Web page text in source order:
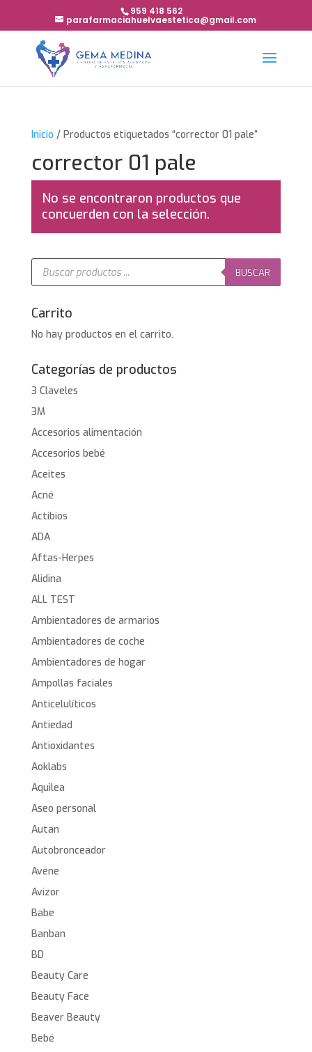
959 418 562
parafarmaciahuelvaestetica@gmail.com
Inicio / Productos etiquetados “corrector 01 pale”
corrector 01 pale
No se encontraron productos que
concuerden con la selección.
Búsqueda
productos
BUSCAR
Carrito
No hay productos en el carrito.
Categorías de productos
3 Claveles
3M
Accesorios alimentación
Accesorios bebé
Aceites
Acné
Actibios
ADA
Aftas-Herpes
Alidina
ALL TEST
Ambientadores de armarios
Ambientadores de coche
Ambientadores de hogar
Ampollas faciales
Anticelulíticos
Antiedad
Antioxidantes
Aoklabs
Aquilea
Aseo personal
Autan
Autobronceador
Avene
Avizor
Babe
Banban
BD
Beauty Care
Beauty Face
Beaver Beauty
Bebé